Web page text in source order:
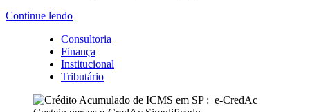
Continue lendo
Consultoria
Finança
Institucional
Tributário